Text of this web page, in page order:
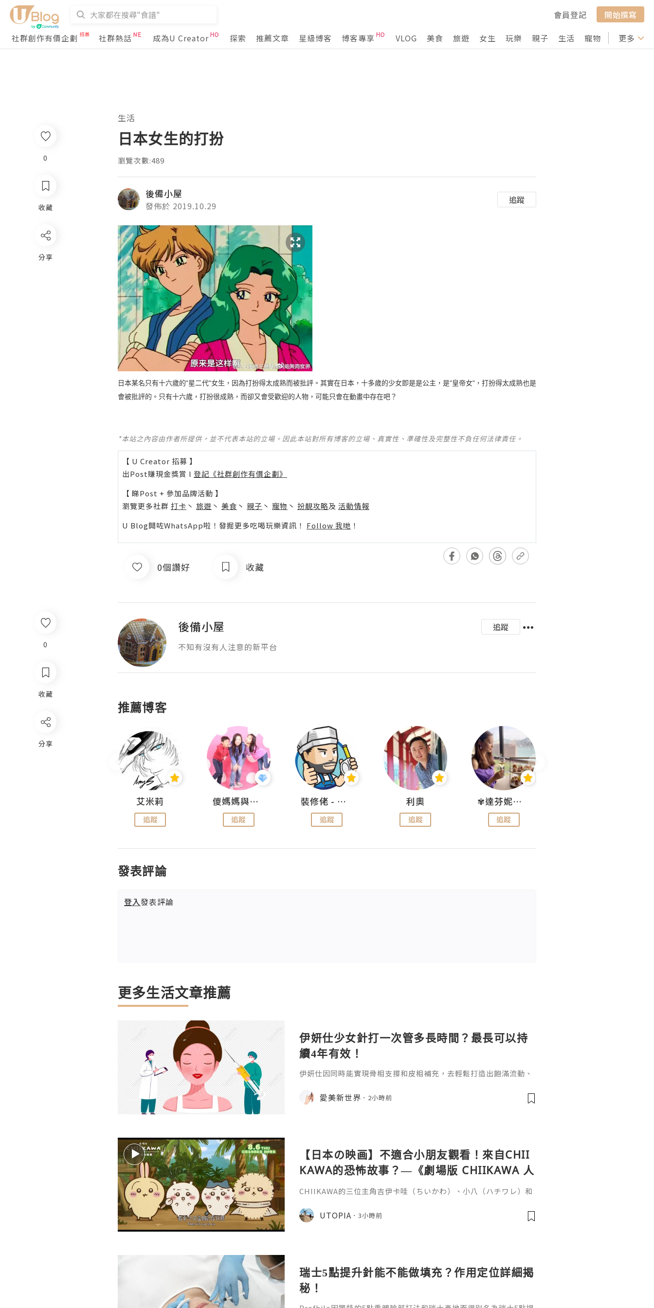
會員登記
開始撰寫
社群創作有價企劃
社群熱話 成為U Creator 探索 推薦文章 星級博客 博客專享 VLOG 美食 旅遊 女生 玩樂 親子 生活 寵物 行山 打卡
更多
0
收藏
分享
生活
日本女生的打扮
瀏覽次數:489
後備小屋
發佈於 2019.10.29
追蹤
日本某名只有十六歲的"星二代"女生，因為打扮得太成熟而被批評。其實在日本，十多歲的少女即是是公主，是"皇帝女"，打扮得太成熟也是
會被批評的。只有十六歲，打扮很成熟，而卻又會受歡迎的人物，可能只會在動畫中存在吧？ ​​​​
*本站之內容由作者所提供，並不代表本站的立場。因此本站對所有博客的立場、真實性、準確性及完整性不負任何法律責任。
【 U Creator 招募 】
出Post賺現金獎賞 l 登記《社群創作有價企劃》
【 睇Post + 參加品牌活動 】
瀏覽更多社群 打卡 丶 旅遊 丶 美食 丶 親子 丶 寵物 丶 扮靚攻略及 活動情報
U Blog開咗WhatsApp啦！發掘更多吃喝玩樂資訊！ Follow 我哋 ！
0個讚好 收藏
後備小屋
追蹤
不知有沒有人注意的新平台
推薦博客
艾米莉
追蹤
儍媽媽與兩隻小魔怪之家
追蹤
裝修佬 - 香港一站式網上裝修平台
追蹤
利奧
追蹤
✾達芬妮•愛孩子•愛生活✾
追蹤
發表評論
登入發表評論
更多生活文章推薦
伊妍仕少女針打一次管多長時間？最長可以持
續4年有效！
伊妍仕因同時能實現骨相支撐和皮相補充，去輕鬆打造出飽滿流動、
非永久，伊妍仕少女針打一次管多長時間？這個問題要從它的核心成
分邏輯和不同劑型的差異說起。1.區別於普通玻尿酸的長效再生邏輯
愛美新世界 2小時前
【日本の映画】不適合小朋友觀看！來自CHII
KAWA的恐怖故事？—《劇場版 CHIIKAWA 人
魚島的秘密》
CHIIKAWA的三位主角吉伊卡哇（ちいかわ）、小八（ハチワレ）和
關？《劇場版 CHIIKAWA 人魚島的秘密》（映画ちいかわ 人魚の
島のひみつ）講述兔兔在草地上休息的時候，突然收到一張傳單，邀
UTOPIA 3小時前
瑞士5點提升針能不能做填充？作用定位詳細揭
秘！
0
收藏
分享